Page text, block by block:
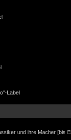
Label
und ihre Macher [bis